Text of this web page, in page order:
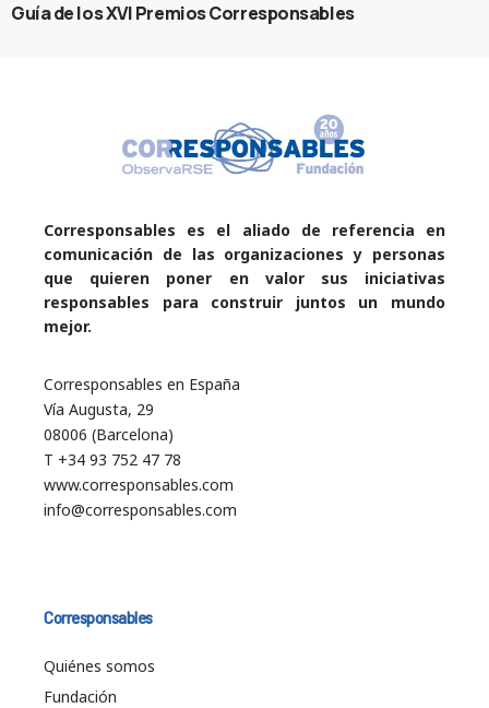
Guía de los XVI Premios Corresponsables
Corresponsables es el aliado de referencia en
comunicación de las organizaciones y personas
que quieren poner en valor sus iniciativas
responsables para construir juntos un mundo
mejor.
Corresponsables en España
Vía Augusta, 29
08006 (Barcelona)
T +34 93 752 47 78
www.corresponsables.com
info@corresponsables.com
Corresponsables
Quiénes somos
Fundación